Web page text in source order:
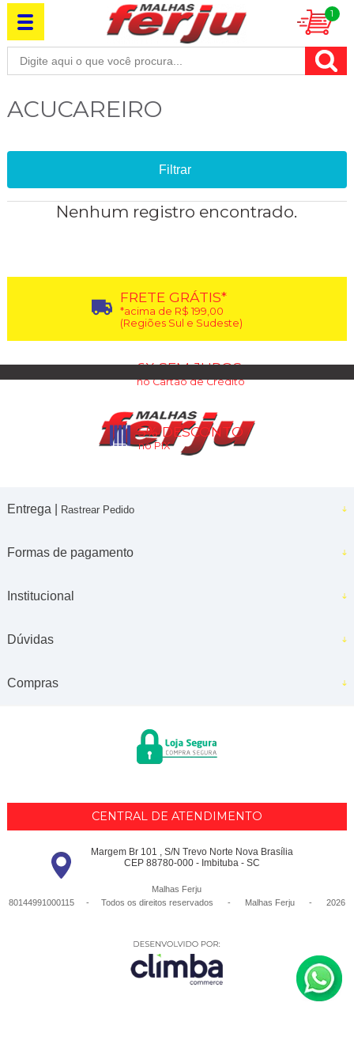
1
ACUCAREIRO
Filtrar
Nenhum registro encontrado.
FRETE GRÁTIS*
*acima de R$ 199,00
(Regiões Sul e Sudeste)
6X SEM JUROS
no Cartão de Crédito
5% DESCONTO
no PIX
Entrega | Rastrear Pedido
Formas de pagamento
Institucional
Dúvidas
Compras
CENTRAL DE ATENDIMENTO
Margem Br 101 , S/N Trevo Norte Nova Brasília
CEP 88780-000 - Imbituba - SC
Malhas Ferju
80144991000115 - Todos os direitos reservados
- Malhas Ferju - 2026